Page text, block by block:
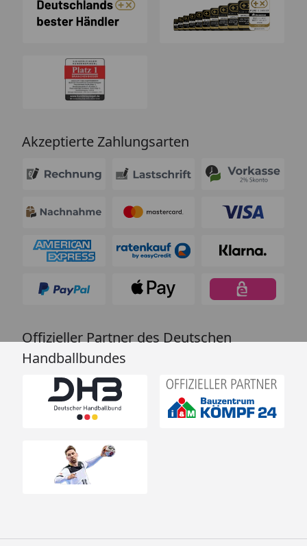
Akzeptierte Zahlungsarten
Offizieller Partner des Deutschen
Handballbundes